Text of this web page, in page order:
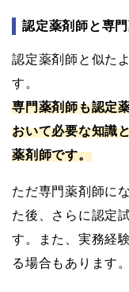
認定薬剤師と専
認定薬剤師と似た
す。
専門薬剤師も認定
おいて必要な知識
薬剤師です。
ただ専門薬剤師に
た後、さらに認定
す。また、実務経
る場合もあります。